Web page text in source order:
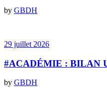
by GBDH
29 juillet 2026
#ACADÉMIE : BILAN
by GBDH